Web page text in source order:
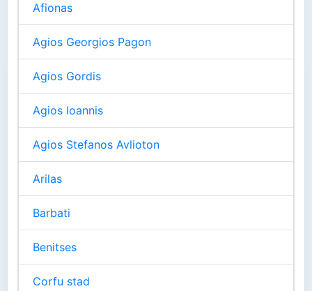
Afionas
Agios Georgios Pagon
Agios Gordis
Agios Ioannis
Agios Stefanos Avlioton
Arilas
Barbati
Benitses
Corfu stad